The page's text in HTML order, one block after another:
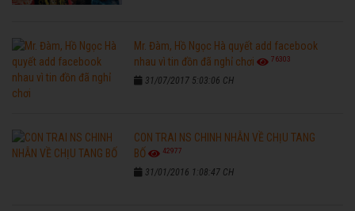
Mr. Đàm, Hồ Ngọc Hà quyết add facebook
nhau vì tin đồn đã nghỉ chơi
76303
31/07/2017 5:03:06 CH
CON TRAI NS CHINH NHẪN VỀ CHỊU TANG
BỐ
42977
31/01/2016 1:08:47 CH